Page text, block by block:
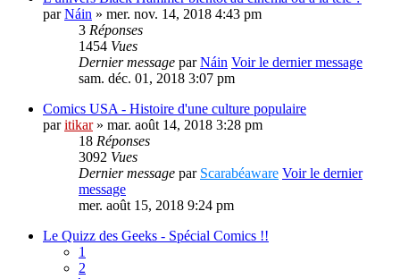
parNáin » mer. nov. 14, 2018 4:43 pm
3 Réponses
1454 Vues
Dernier message parNáin Voir le dernier message
sam. déc. 01, 2018 3:07 pm
Comics USA - Histoire d'une culture populaire
paritikar» mar. août 14, 2018 3:28 pm
18 Réponses
3092 Vues
Dernier message par Scarabéaware Voir le dernier
message
mer. août 15, 2018 9:24 pm
Le Quizz des Geeks - Spécial Comics !!
1
2